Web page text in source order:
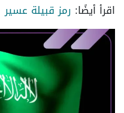
اقرأ أيضًا: رمز قبيلة عسير